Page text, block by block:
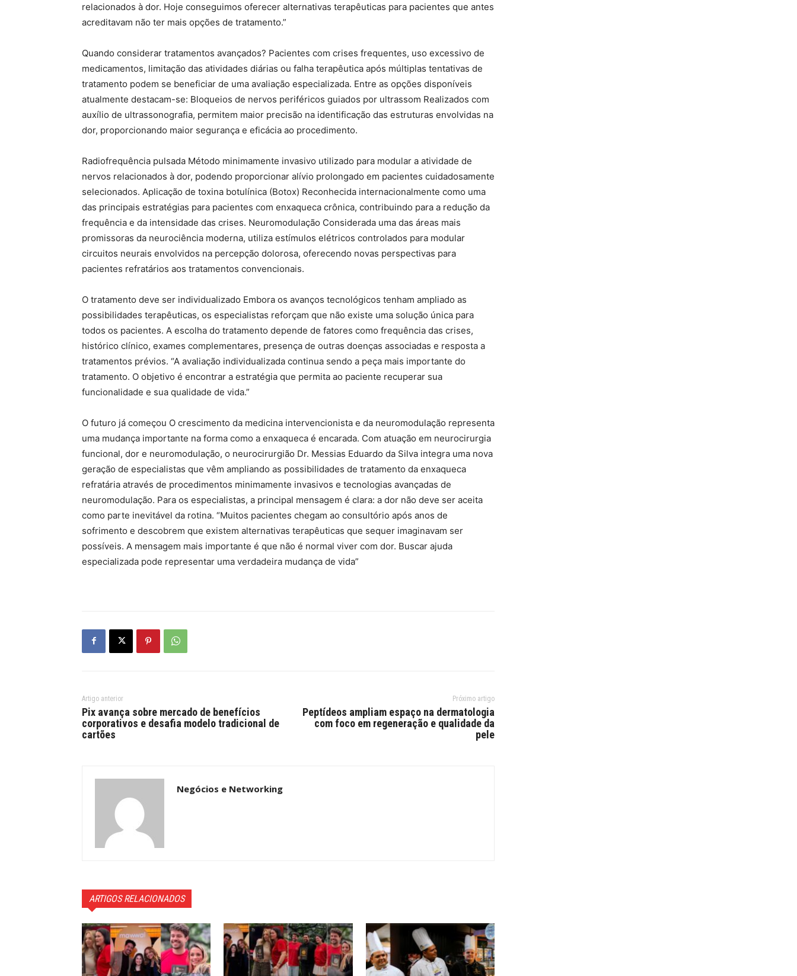
relacionados à dor. Hoje conseguimos oferecer alternativas terapêuticas para pacientes que antes
acreditavam não ter mais opções de tratamento.”
Quando considerar tratamentos avançados? Pacientes com crises frequentes, uso excessivo de
medicamentos, limitação das atividades diárias ou falha terapêutica após múltiplas tentativas de
tratamento podem se beneficiar de uma avaliação especializada. Entre as opções disponíveis
atualmente destacam-se: Bloqueios de nervos periféricos guiados por ultrassom Realizados com
auxílio de ultrassonografia, permitem maior precisão na identificação das estruturas envolvidas na
dor, proporcionando maior segurança e eficácia ao procedimento.
Radiofrequência pulsada Método minimamente invasivo utilizado para modular a atividade de
nervos relacionados à dor, podendo proporcionar alívio prolongado em pacientes cuidadosamente
selecionados. Aplicação de toxina botulínica (Botox) Reconhecida internacionalmente como uma
das principais estratégias para pacientes com enxaqueca crônica, contribuindo para a redução da
frequência e da intensidade das crises. Neuromodulação Considerada uma das áreas mais
promissoras da neurociência moderna, utiliza estímulos elétricos controlados para modular
circuitos neurais envolvidos na percepção dolorosa, oferecendo novas perspectivas para
pacientes refratários aos tratamentos convencionais.
O tratamento deve ser individualizado Embora os avanços tecnológicos tenham ampliado as
possibilidades terapêuticas, os especialistas reforçam que não existe uma solução única para
todos os pacientes. A escolha do tratamento depende de fatores como frequência das crises,
histórico clínico, exames complementares, presença de outras doenças associadas e resposta a
tratamentos prévios. “A avaliação individualizada continua sendo a peça mais importante do
tratamento. O objetivo é encontrar a estratégia que permita ao paciente recuperar sua
funcionalidade e sua qualidade de vida.”
O futuro já começou O crescimento da medicina intervencionista e da neuromodulação representa
uma mudança importante na forma como a enxaqueca é encarada. Com atuação em neurocirurgia
funcional, dor e neuromodulação, o neurocirurgião Dr. Messias Eduardo da Silva integra uma nova
geração de especialistas que vêm ampliando as possibilidades de tratamento da enxaqueca
refratária através de procedimentos minimamente invasivos e tecnologias avançadas de
neuromodulação. Para os especialistas, a principal mensagem é clara: a dor não deve ser aceita
como parte inevitável da rotina. “Muitos pacientes chegam ao consultório após anos de
sofrimento e descobrem que existem alternativas terapêuticas que sequer imaginavam ser
possíveis. A mensagem mais importante é que não é normal viver com dor. Buscar ajuda
especializada pode representar uma verdadeira mudança de vida”
Artigo anterior
Pix avança sobre mercado de benefícios
corporativos e desafia modelo tradicional de
cartões
Próximo artigo
Peptídeos ampliam espaço na dermatologia
com foco em regeneração e qualidade da
pele
Negócios e Networking
ARTIGOS RELACIONADOS